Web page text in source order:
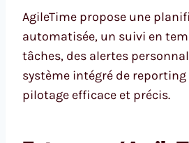
AgileTime propose une
automatisée, un suivi en
tâches, des alertes
système intégré de
pilotage efficace et précis.